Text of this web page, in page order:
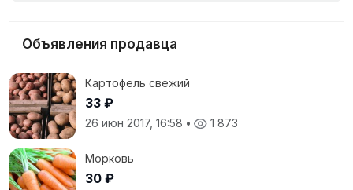
Объявления продавца
Картофель свежий
33 ₽
26 июн 2017, 16:58 • 1 873
Морковь
30 ₽